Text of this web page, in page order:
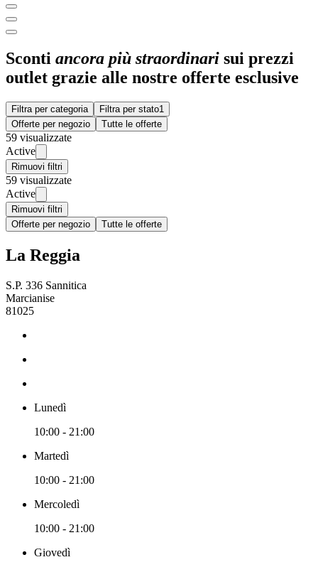
Sconti ancora più straordinari sui prezzi
outlet grazie alle nostre offerte esclusive
Filtra per categoria Filtra per stato1
Offerte per negozio
Tutte le offerte
59 visualizzate
Active
Rimuovi filtri
59 visualizzate
Active
Rimuovi filtri
Offerte per negozio
Tutte le offerte
La Reggia
S.P. 336 Sannitica
Marcianise
81025
Lunedì
10:00 - 21:00
Martedì
10:00 - 21:00
Mercoledì
10:00 - 21:00
Giovedì